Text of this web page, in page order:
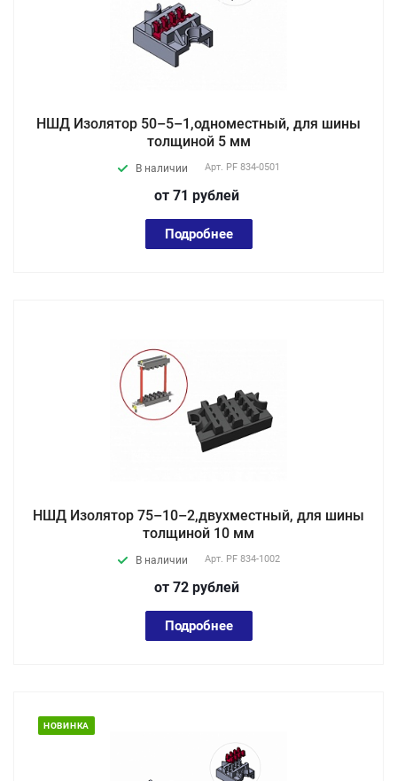
НШД Изолятор 50–5–1,одноместный, для шины
толщиной 5 мм
В наличии Арт. PF 834-0501
от 71 рублей
Подробнее
НШД Изолятор 75–10–2,двухместный, для шины
толщиной 10 мм
В наличии Арт. PF 834-1002
от 72 рублей
Подробнее
НОВИНКА